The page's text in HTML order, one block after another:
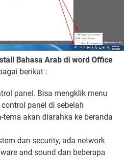
Bahasa Arab di word Office
berikut :
panel. Bisa mengklik menu
panel di sebelah
tema akan diarahka ke beranda
dan security, ada network
and sound dan beberapa